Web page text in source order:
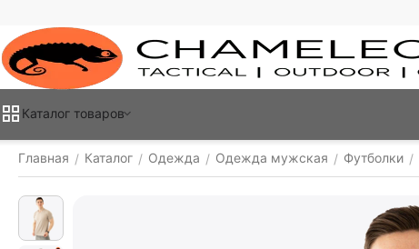
Каталог товаров
Главная / Каталог / Одежда / Одежда мужская / Футболки /